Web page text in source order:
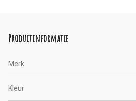
Productinformatie
Merk
Kleur